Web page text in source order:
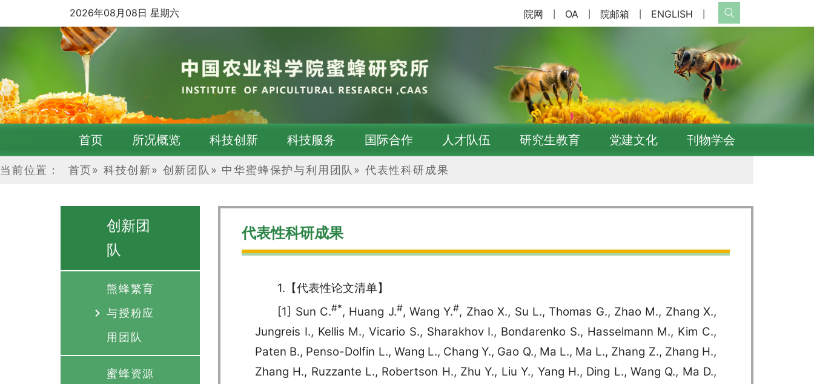
2026年08月08日 星期六 院网 OA 院邮箱 ENGLISH
首页 所况概览 科技创新 科技服务 国际合作 人才队伍 研究生教育 党建文化 刊物学会
当前位置： 首页» 科技创新» 创新团队 » 中华蜜蜂保护与利用团队 » 代表性科研成果
创新团
队
熊蜂繁育
与授粉应
用团队
蜜蜂资源
代表性科研成果
1.【代表性论文清单】
[1] Sun C.#*, Huang J.#, Wang Y.#, Zhao X., Su L., Thomas G., Zhao M., Zhang X.,
Jungreis I., Kellis M., Vicario S., Sharakhov I., Bondarenko S., Hasselmann M., Kim C.,
Paten B., Penso-Dolfin L., Wang L., Chang Y., Gao Q., Ma L., Ma L., Zhang Z., Zhang H.,
Zhang H., Ruzzante L., Robertson H., Zhu Y., Liu Y., Yang H., Ding L., Wang Q., Ma D.,